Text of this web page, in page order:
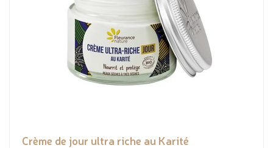
Crème de jour ultra riche au Karité